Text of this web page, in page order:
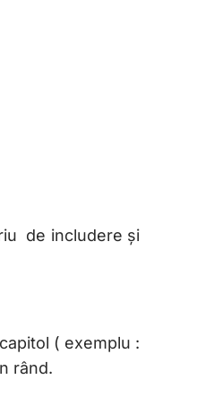
de includere și
( exemplu :
rând.